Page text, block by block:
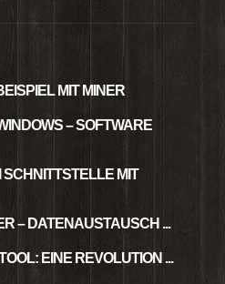
MIT MINER
– SOFTWARE
MIT
– DATENAUSTAUSCH ...
EINE REVOLUTION ...